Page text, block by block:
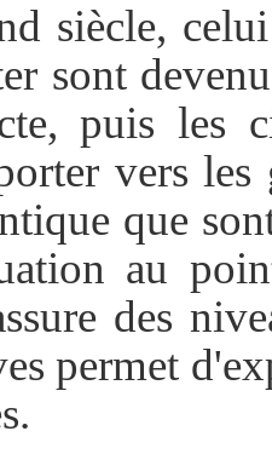
siècle,
sont
puis les
vers les
que
au
des
permet